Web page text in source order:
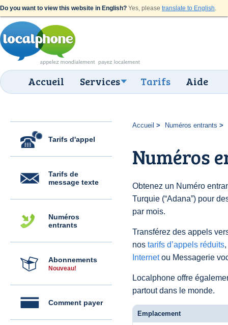
Do you want to view this website in English? Yes, please translate to English.
Accueil Services Tarifs Aide
Tarifs d'appel
Tarifs de
message texte
Numéros
entrants
Abonnements
Nouveau!
Comment payer
Accueil Numéros entrants
Numéros
Obtenez un Numéro
Turquie (“Adana”) pour
par mois.
Transférez des appels
nos tarifs d’appels réduits
Internetou Messagerie
Localphone offre
partout dans le monde.
Emplacement